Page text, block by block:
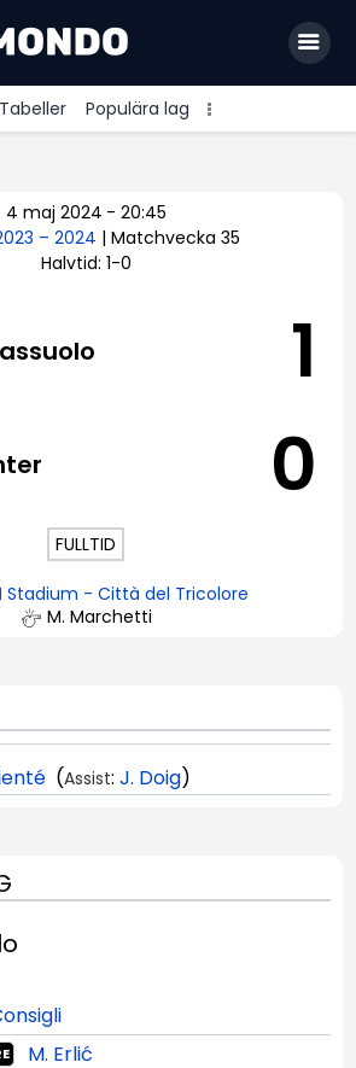
Tabeller Populära lag
League
4 maj 2024 - 20:45
– 2024 | Matchvecka 35
Halvtid: 1-0
1
0
FULLTID
Stadium - Città del Tricolore
M. Marchetti
(Assist: J. Doig)
M. Erlić